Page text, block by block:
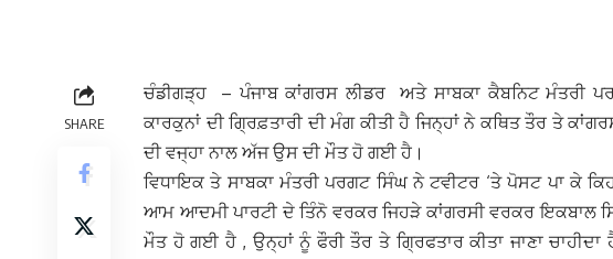
SHARE
ਚੰਡੀਗੜ੍ਹ – ਪੰਜਾਬ ਕਾਂਗਰਸ ਲੀਡਰ ਅਤੇ ਸਾਬਕਾ ਕੈਬਨਿਟ ਮੰਤਰੀ
ਕਾਰਕੁਨਾਂ ਦੀ ਗ੍ਰਿਫ਼ਤਾਰੀ ਦੀ ਮੰਗ ਕੀਤੀ ਹੈ ਜਿਨ੍ਹਾਂ ਨੇ ਕਥਿਤ ਤੌਰ ਤੇ
ਦੀ ਵਜ੍ਹਾ ਨਾਲ ਅੱਜ ਉਸ ਦੀ ਮੌਤ ਹੋ ਗਈ ਹੈ।
ਵਿਧਾਇਕ ਤੇ ਸਾਬਕਾ ਮੰਤਰੀ ਪਰਗਟ ਸਿੰਘ ਨੇ ਟਵੀਟਰ ‘ਤੇ ਪੋਸਟ ਪਾ ਕੇ
ਆਮ ਆਦਮੀ ਪਾਰਟੀ ਦੇ ਤਿੰਨੋ ਵਰਕਰ ਜਿਹੜੇ ਕਾਂਗਰਸੀ ਵਰਕਰ ਇਕਬਾਲ
ਮੌਤ ਹੋ ਗਈ ਹੈ , ਉਨ੍ਹਾਂ ਨੂੰ ਫੌਰੀ ਤੌਰ ਤੇ ਗ੍ਰਿਫਤਾਰ ਕੀਤਾ ਜਾਣਾ